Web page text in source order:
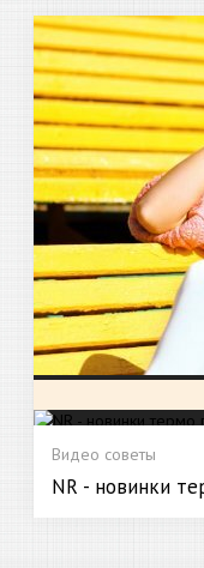
Видео советы
NR - новинки